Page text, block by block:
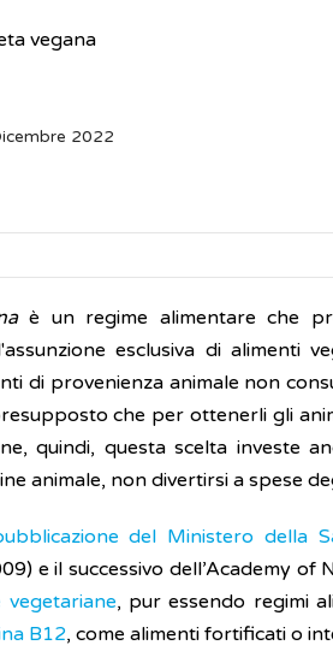
vegana
2022
è un regime alimentare che
esclusiva di alimenti
di provenienza animale non
che per ottenerli gli
quindi, questa scelta investe
animale, non divertirsi a spese
del Ministero della
e il successivo dell’Academy
vegetariane, pur essendo regimi
B12, come alimenti fortificati o